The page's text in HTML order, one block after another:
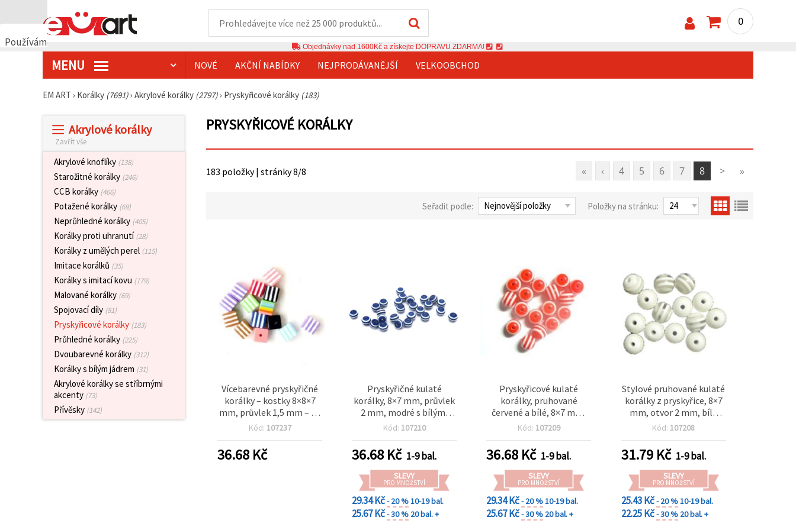
Používáme
0
Objednávky nad 1600Kč a získejte DOPRAVU ZDARMA!
MENU NOVÉ AKČNÍ NABÍDKY NEJPRODÁVANĚJŠÍ VELKOOBCHOD
EM ART › Korálky (7691)› Akrylové korálky (2797)› Pryskyřicové korálky (183)
Akrylové korálky
Zavřít vše
Akrylové knoflíky (138)
Starožitné korálky (246)
CCB korálky (466)
Potažené korálky (69)
Neprůhledné korálky (405)
Korálky proti uhranutí(28)
Korálky z umělých perel (115)
Imitace korálků (35)
Korálky s imitací kovu (179)
Malované korálky (69)
Spojovací díly (81)
Pryskyřicové korálky (183)
Průhledné korálky (225)
Dvoubarevné korálky (312)
Korálky s bílým jádrem (31)
Akrylové korálky se stříbrnými
akcenty (73)
Přívěsky (142)
PRYSKYŘICOVÉ KORÁLKY
« ‹ 4 5 6 7 8 > »
183 položky | stránky 8/8
Seřadit podle: Položky na stránku:
Vícebarevné pryskyřičné
korálky – kostky 8×8×7
mm, průvlek 1,5 mm – 50
ks, mix barev
Kód: 107237
36.68 Kč
Pryskyřičné kulaté
korálky, 8×7 mm, průvlek
2 mm, modré s bílými
proužky – 50 ks
Kód: 107210
36.68 Kč 1-9 bal.
SLEVY
PRO MNOŽSTVÍ
29.34 Kč- 20 %10-19 bal.
25.67 Kč- 30 % 20 bal. +
Pryskyřicové kulaté
korálky, pruhované
červené a bílé, 8×7 mm,
otvor 2 mm – 50 ks
Kód: 107209
36.68 Kč 1-9 bal.
SLEVY
PRO MNOŽSTVÍ
29.34 Kč- 20 %10-19 bal.
25.67 Kč- 30 % 20 bal. +
Stylové pruhované kulaté
korálky z pryskyřice, 8×7
mm, otvor 2 mm, bílé
proužky – sada 50 ks,
DIY tvoření
Kód: 107208
31.79Kč 1-9 bal.
SLEVY
PRO MNOŽSTVÍ
25.43 Kč- 20 %10-19 bal.
22.25 Kč- 30 % 20 bal. +